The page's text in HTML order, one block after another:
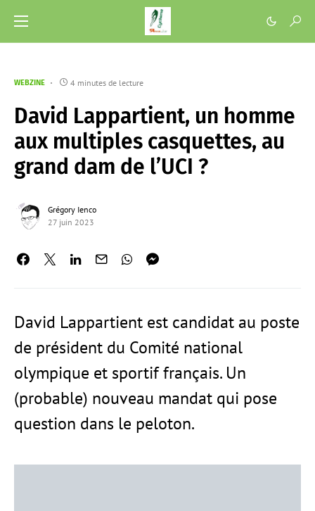
WEBZINE 4 minutes de lecture
David Lappartient, un homme
aux multiples casquettes, au
grand dam de l’UCI ?
Grégory Ienco
27 juin 2023
David Lappartient est candidat au poste
de président du Comité national
olympique et sportif français. Un
(probable) nouveau mandat qui pose
question dans le peloton.